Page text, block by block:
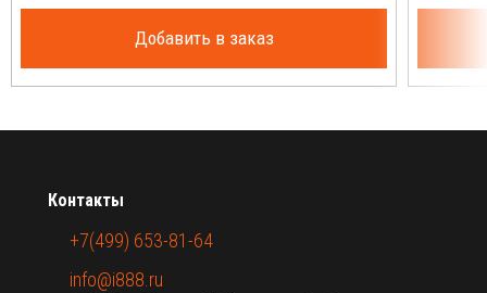
Добавить в заказ
Контакты
+7(499) 653-81-64
info@i888.ru